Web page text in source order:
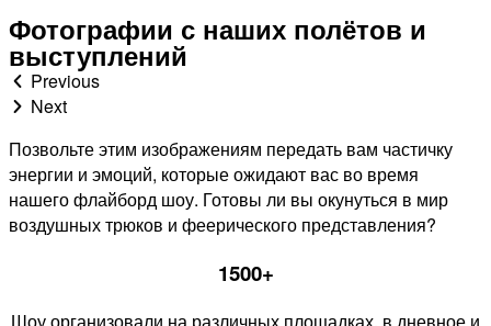
Фотографии с наших полётов и
выступлений
Previous
Next
Позвольте этим изображениям передать вам частичку
энергии и эмоций, которые ожидают вас во время
нашего флайборд шоу. Готовы ли вы окунуться в мир
воздушных трюков и феерического представления?
1500+
Шоу организовали на различных площадках, в дневное и